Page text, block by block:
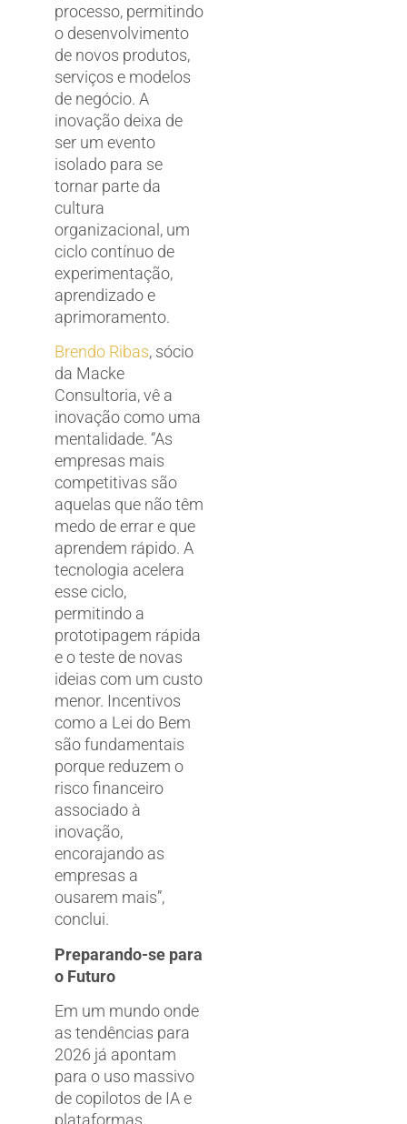
processo, permitindo
o desenvolvimento
de novos produtos,
serviços e modelos
de negócio. A
inovação deixa de
ser um evento
isolado para se
tornar parte da
cultura
organizacional, um
ciclo contínuo de
experimentação,
aprendizado e
aprimoramento.
Brendo Ribas, sócio
da Macke
Consultoria, vê a
inovação como uma
mentalidade. “As
empresas mais
competitivas são
aquelas que não têm
medo de errar e que
aprendem rápido. A
tecnologia acelera
esse ciclo,
permitindo a
prototipagem rápida
e o teste de novas
ideias com um custo
menor. Incentivos
como a Lei do Bem
são fundamentais
porque reduzem o
risco financeiro
associado à
inovação,
encorajando as
empresas a
ousarem mais”,
conclui.
Preparando-se para
o Futuro
Em um mundo onde
as tendências para
2026 já apontam
para o uso massivo
de copilotos de IA e
plataformas